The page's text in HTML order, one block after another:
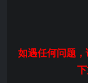
如遇任何问题